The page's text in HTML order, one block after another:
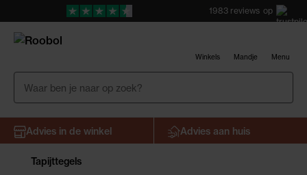
1983 reviews op
Winkels Mandje Menu
Advies in de winkel Advies aan huis
Tapijttegels